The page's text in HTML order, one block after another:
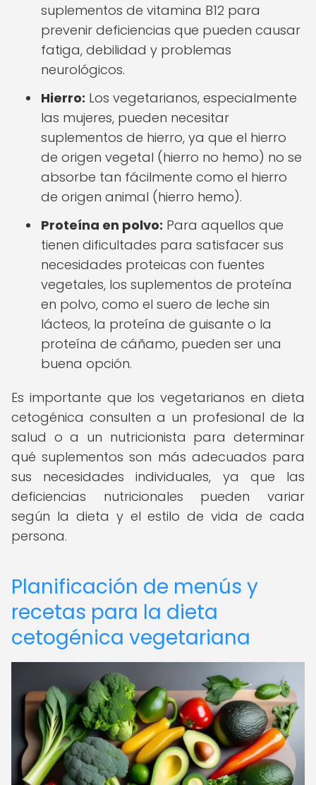
suplementos de vitamina B12 para
prevenir deficiencias que pueden causar
fatiga, debilidad y problemas
neurológicos.
Hierro: Los vegetarianos, especialmente
las mujeres, pueden necesitar
suplementos de hierro, ya que el hierro
de origen vegetal (hierro no hemo) no se
absorbe tan fácilmente como el hierro
de origen animal (hierro hemo).
Proteína en polvo: Para aquellos que
tienen dificultades para satisfacer sus
necesidades proteicas con fuentes
vegetales, los suplementos de proteína
en polvo, como el suero de leche sin
lácteos, la proteína de guisante o la
proteína de cáñamo, pueden ser una
buena opción.
Es importante que los vegetarianos en dieta
cetogénica consulten a un profesional de la
salud o a un nutricionista para determinar
qué suplementos son más adecuados para
sus necesidades individuales, ya que las
deficiencias nutricionales pueden variar
según la dieta y el estilo de vida de cada
persona.
Planificación de menús y
recetas para la dieta
cetogénica vegetariana